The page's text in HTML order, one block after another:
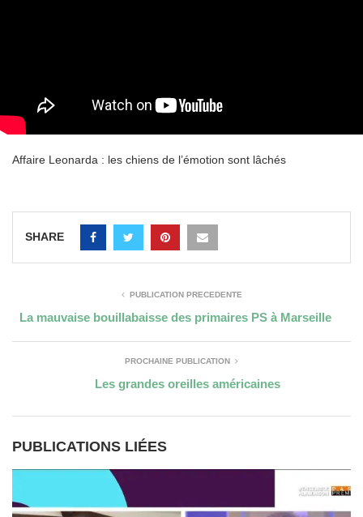
Affaire Leonarda : les chiens de l’émotion sont lâchés
SHARE
PUBLICATION PRÉCÉDENTE
La mauvaise bouillabaisse des primaires PS à Marseille
PROCHAINE PUBLICATION
Les grandes oreilles américaines
PUBLICATIONS LIÉES